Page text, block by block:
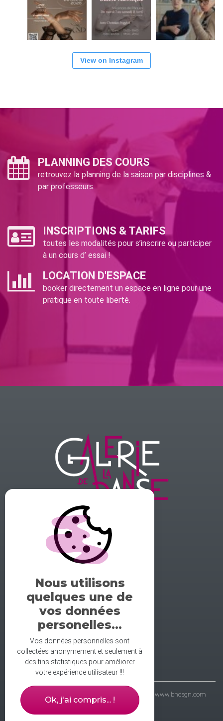
View on Instagram
PLANNING DES COURS
retrouvez la planning de la saison par disciplines &
par professeurs.
INSCRIPTIONS & TARIFS
toutes les modalités pour s’inscrire ou participer
à un cours d’ essai !
LOCATION D'ESPACE
booker directement un espace en ligne pour une
pratique en toute liberté.
GALERIE DE LA DANSE
1 rue midol 25000 Besançon
tel: 06.71.93.54.75
contact@galeriedeladanse.fr
facebook/galeriedeladanse
instagram/lagaleriedeladanse
- galerie de la danse © 2021 - wbdsgn & wbdvp : www.bndsgn.com
Nous utilisons
quelques une de
vos données
personelles...
Vos données personnelles sont
collectées anonymement et seulement à
des fins statistiques pour améliorer
votre expérience utilisateur !!!
Ok, j'ai compris... !